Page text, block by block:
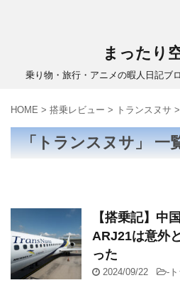
まったり
乗り物・旅行・アニメの暇人日記ブ
HOME > 搭乗レビュー > トランスヌサ >
「トランスヌサ」 一
【搭乗記】中
ARJ21は意外
った
2024/09/22 -